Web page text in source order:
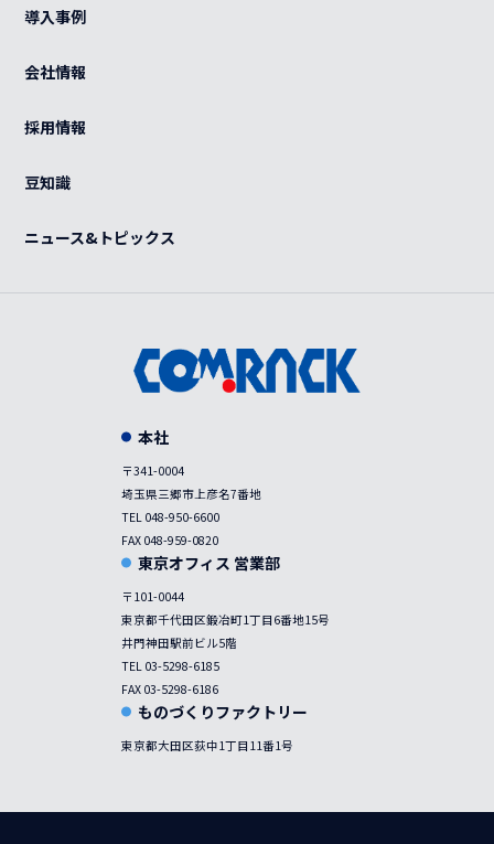
特注品
OEM
熱対策
カスタマイズ
感染症対策
カート
ご利用ガイド
導入事例
会社情報
採用情報
豆知識
ニュース&トピックス
本社
〒341-0004
埼玉県三郷市上彦名7番地
TEL 048-950-6600
FAX 048-959-0820
東京オフィス 営業部
〒101-0044
東京都千代田区鍛冶町1丁目6番地15号
井門神田駅前ビル5階
TEL 03-5298-6185
FAX 03-5298-6186
ものづくりファクトリー
東京都大田区荻中1丁目11番1号